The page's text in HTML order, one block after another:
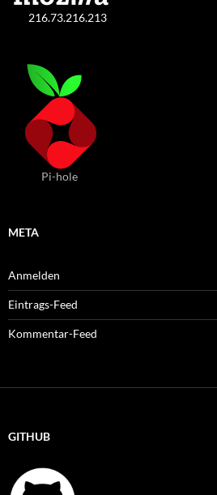
216.73.216.213
Pi-hole
META
Anmelden
Eintrags-Feed
Kommentar-Feed
GITHUB